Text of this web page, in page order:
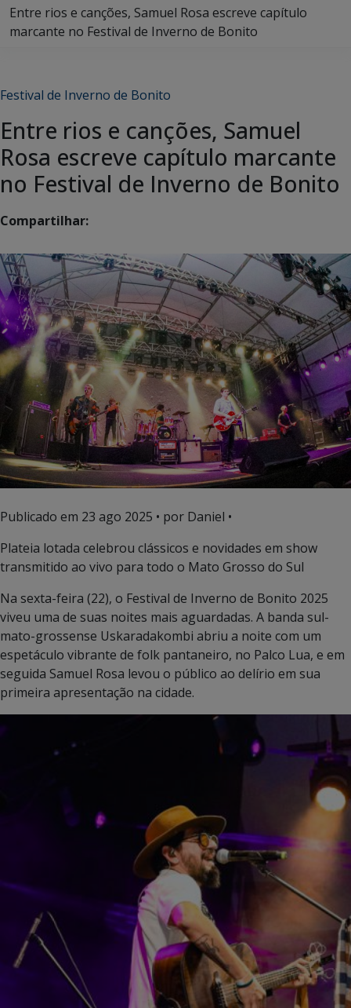
Entre rios e canções, Samuel Rosa escreve capítulo
marcante no Festival de Inverno de Bonito
Festival de Inverno de Bonito
Entre rios e canções, Samuel
Rosa escreve capítulo marcante
no Festival de Inverno de Bonito
Compartilhar:
Publicado em 23 ago 2025 • por Daniel •
Plateia lotada celebrou clássicos e novidades em show
transmitido ao vivo para todo o Mato Grosso do Sul
Na sexta-feira (22), o Festival de Inverno de Bonito 2025
viveu uma de suas noites mais aguardadas. A banda sul-
mato-grossense Uskaradakombi abriu a noite com um
espetáculo vibrante de folk pantaneiro, no Palco Lua, e em
seguida Samuel Rosa levou o público ao delírio em sua
primeira apresentação na cidade.